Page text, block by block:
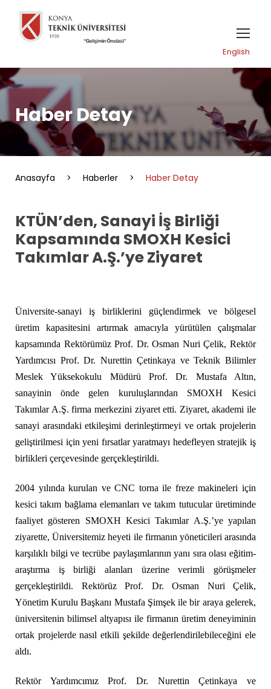
English
Haber Detay
Anasayfa > Haberler > Haber Detay
KTÜN’den, Sanayi İş Birliği
Kapsamında SMOXH Kesici
Takımlar A.Ş.’ye Ziyaret
Üniversite-sanayi iş birliklerini güçlendirmek ve bölgesel
üretim kapasitesini artırmak amacıyla yürütülen çalışmalar
kapsamında Rektörümüz Prof. Dr. Osman Nuri Çelik, Rektör
Yardımcısı Prof. Dr. Nurettin Çetinkaya ve Teknik Bilimler
Meslek Yüksekokulu Müdürü Prof. Dr. Mustafa Altın,
sanayinin önde gelen kuruluşlarından SMOXH Kesici
Takımlar A.Ş. firma merkezini ziyaret etti. Ziyaret, akademi ile
sanayi arasındaki etkileşimi derinleştirmeyi ve ortak projelerin
geliştirilmesi için yeni fırsatlar yaratmayı hedefleyen stratejik iş
birlikleri çerçevesinde gerçekleştirildi.
2004 yılında kurulan ve CNC torna ile freze makineleri için
kesici takım bağlama elemanları ve takım tutucular üretiminde
faaliyet gösteren SMOXH Kesici Takımlar A.Ş.’ye yapılan
ziyarette, Üniversitemiz heyeti ile firmanın yöneticileri arasında
karşılıklı bilgi ve tecrübe paylaşımlarının yanı sıra olası eğitim-
araştırma iş birliği alanları üzerine verimli görüşmeler
gerçekleştirildi. Rektörüz Prof. Dr. Osman Nuri Çelik,
Yönetim Kurulu Başkanı Mustafa Şimşek ile bir araya gelerek,
üniversitenin bilimsel altyapısı ile firmanın üretim deneyiminin
ortak projelerde nasıl etkili şekilde değerlendirilebileceğini ele
aldı.
Rektör Yardımcımız Prof. Dr. Nurettin Çetinkaya ve